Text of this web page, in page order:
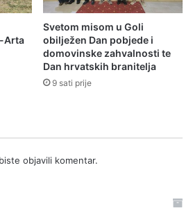
Arta
Svetom misom u Goli
obilježen Dan pobjede i
domovinske zahvalnosti te
Dan hrvatskih branitelja
9 sati prije
objavili komentar.